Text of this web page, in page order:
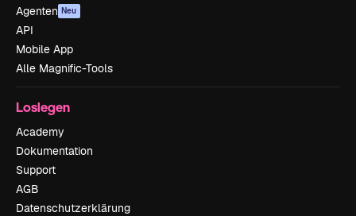
Agenten Neu
API
Mobile App
Alle Magnific-Tools
Loslegen
Academy
Dokumentation
Support
AGB
Datenschutzerklärung